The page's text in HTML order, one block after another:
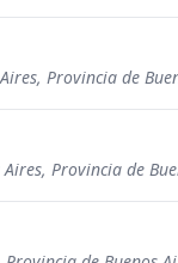
Provincia de
Provincia de